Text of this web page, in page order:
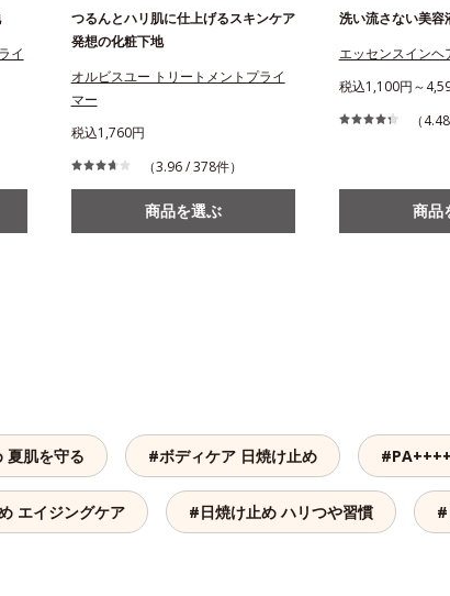
イ
つるんとハリ肌に仕上げるスキンケア
発想の化粧下地
オルビスユー トリートメントプライ
マー
税込1,760円
（3.96 / 378件）
商品を選ぶ
洗い流さない美容
エッセンスインヘ
税込1,100円～
（
商品
夏肌を守る #ボディケア 日焼け止め
エイジングケア #日焼け止め ハリつや習慣 #